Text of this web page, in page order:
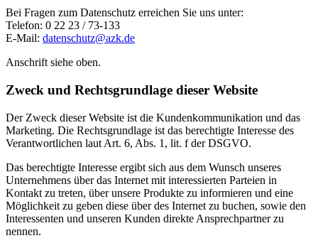
Bei Fragen zum Datenschutz erreichen Sie uns unter:
Telefon: 0 22 23 / 73-133
E-Mail: datenschutz@azk.de
Anschrift siehe oben.
Zweck und Rechtsgrundlage dieser Website
Der Zweck dieser Website ist die Kundenkommunikation und das
Marketing. Die Rechtsgrundlage ist das berechtigte Interesse des
Verantwortlichen laut Art. 6, Abs. 1, lit. f der DSGVO.
Das berechtigte Interesse ergibt sich aus dem Wunsch unseres
Unternehmens über das Internet mit interessierten Parteien in
Kontakt zu treten, über unsere Produkte zu informieren und eine
Möglichkeit zu geben diese über des Internet zu buchen, sowie den
Interessenten und unseren Kunden direkte Ansprechpartner zu
nennen.